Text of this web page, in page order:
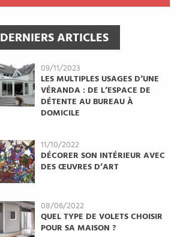
DERNIERS ARTICLES
09/11/2023
LES MULTIPLES USAGES D’UNE
VÉRANDA : DE L’ESPACE DE
DÉTENTE AU BUREAU À
DOMICILE
11/10/2022
DÉCORER SON INTÉRIEUR AVEC
DES ŒUVRES D’ART
08/06/2022
QUEL TYPE DE VOLETS CHOISIR
POUR SA MAISON ?